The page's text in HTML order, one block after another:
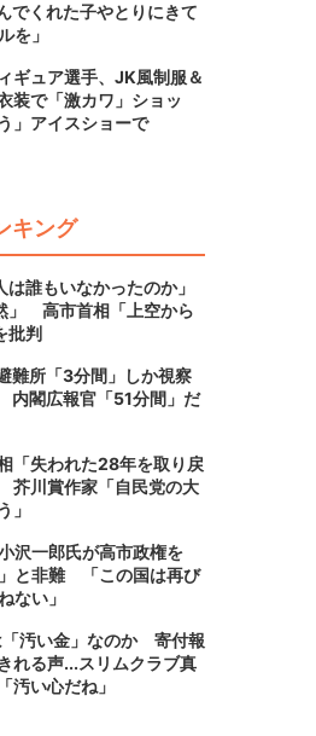
でくれた子やとりにきて
を」
ギュア選手、JK風制服＆
装で「激カワ」ショッ
」アイスショーで
キング
誰もいなかったのか」
」 高市首相「上空から
批判
難所「3分間」しか視察
閣広報官「51分間」だ
「失われた28年を取り戻
川賞作家「自民党の大
」
沢一郎氏が高市政権を
」と非難 「この国は再び
ない」
「汚い金」なのか 寄付報
れる声...スリムクラブ真
汚い心だね」